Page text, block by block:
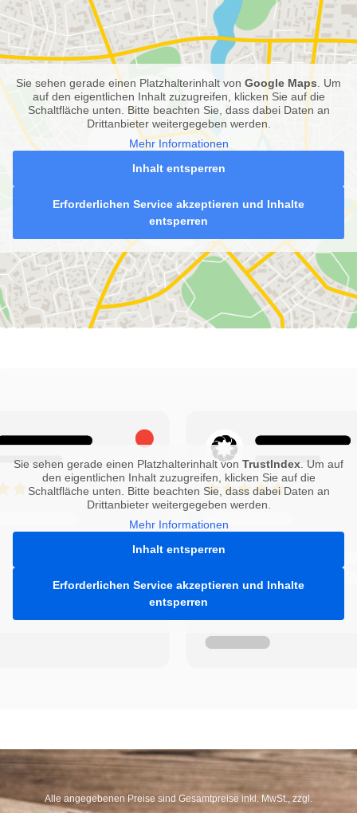
Sie sehen gerade einen Platzhalterinhalt von Google Maps. Um
auf den eigentlichen Inhalt zuzugreifen, klicken Sie auf die
Schaltfläche unten. Bitte beachten Sie, dass dabei Daten an
Drittanbieter weitergegeben werden.
Mehr Informationen
Inhalt entsperren
Erforderlichen Service akzeptieren und Inhalte
entsperren
Sie sehen gerade einen Platzhalterinhalt von TrustIndex. Um auf
den eigentlichen Inhalt zuzugreifen, klicken Sie auf die
Schaltfläche unten. Bitte beachten Sie, dass dabei Daten an
Drittanbieter weitergegeben werden.
Mehr Informationen
Inhalt entsperren
Erforderlichen Service akzeptieren und Inhalte
entsperren
Alle angegebenen Preise sind Gesamtpreise inkl. MwSt., zzgl.